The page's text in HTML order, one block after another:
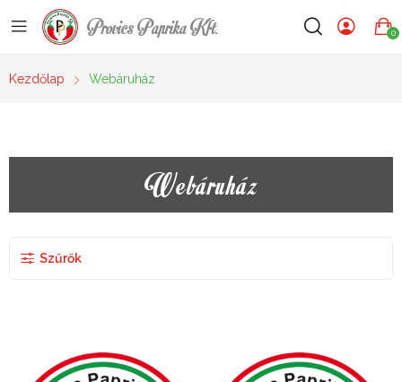
Provics Paprika Kft. 0
Kezdőlap Webáruház
Webáruház
Szűrők